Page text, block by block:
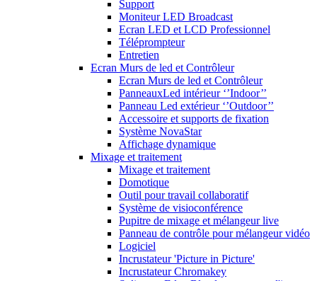
Support
Moniteur LED Broadcast
Ecran LED et LCD Professionnel
Téléprompteur
Entretien
Ecran Murs de led et Contrôleur
Ecran Murs de led et Contrôleur
PanneauxLed intérieur ‘’Indoor’’
Panneau Led extérieur ‘’Outdoor’’
Accessoire et supports de fixation
Système NovaStar
Affichage dynamique
Mixage et traitement
Mixage et traitement
Domotique
Outil pour travail collaboratif
Système de visioconférence
Pupitre de mixage et mélangeur live
Panneau de contrôle pour mélangeur vidéo
Logiciel
Incrustateur 'Picture in Picture'
Incrustateur Chromakey